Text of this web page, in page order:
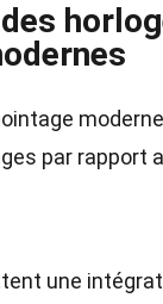
par rapport
une